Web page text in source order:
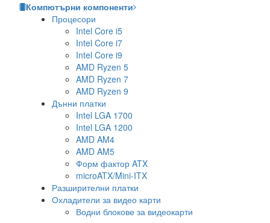
Компютърни компоненти
Процесори
Intel Core i5
Intel Core i7
Intel Core i9
AMD Ryzen 5
AMD Ryzen 7
AMD Ryzen 9
Дънни платки
Intel LGA 1700
Intel LGA 1200
AMD AM4
AMD AM5
Форм фактор ATX
microATX/Mini-ITX
Разширителни платки
Охладители за видео карти
Водни блокове за видеокарти